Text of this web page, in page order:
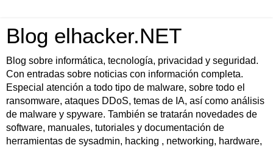
Blog elhacker.NET
Blog sobre informática, tecnología, privacidad y seguridad.
Con entradas sobre noticias con información completa.
Especial atención a todo tipo de malware, sobre todo el
ransomware, ataques DDoS, temas de IA, así como análisis
de malware y spyware. También se tratarán novedades de
software, manuales, tutoriales y documentación de
herramientas de sysadmin, hacking , networking, hardware,